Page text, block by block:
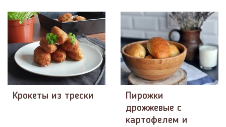
Крокеты из трески
Пирожки
дрожжевые с
картофелем и